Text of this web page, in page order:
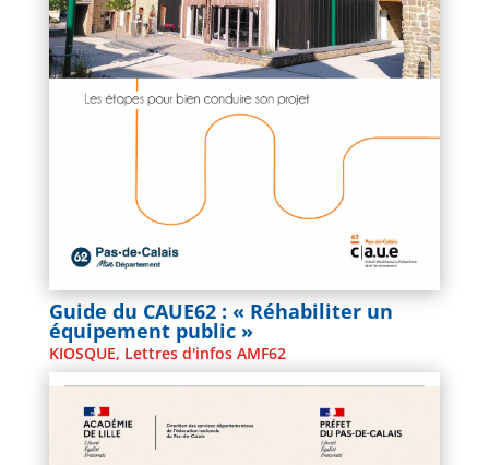
Guide du CAUE62 : « Réhabiliter un
équipement public »
KIOSQUE, Lettres d'infos AMF62